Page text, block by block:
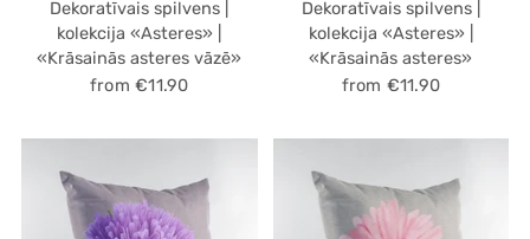
Dekoratīvais spilvens |
kolekcija «Asteres» |
«Krāsainās asteres vāzē»
from €11.90
Dekoratīvais spilvens |
kolekcija «Asteres» |
«Krāsainās asteres»
from €11.90